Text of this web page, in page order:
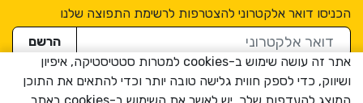
הכניסו דואר אלקטרוני להצטרפות לרשימת התפוצה שלנו
דואר אלקטרוני
הרשם
אתר זה עושה שימוש ב-cookies למטרות סטטיסטיקה, איפיון
ושיווק, כדי לספק חווית גלישה טובה יותר וכדי להתאים את התוכן